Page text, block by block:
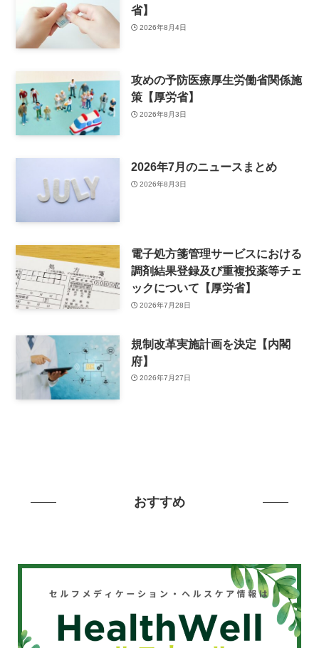
省】
2026年8月4日
攻めの予防医療厚生労働省関係施
策【厚労省】
2026年8月3日
2026年7月のニュースまとめ
2026年8月3日
電子処方箋管理サービスにおける
調剤結果登録及び重複投薬等チェ
ックについて【厚労省】
2026年7月28日
規制改革実施計画を決定【内閣
府】
2026年7月27日
おすすめ